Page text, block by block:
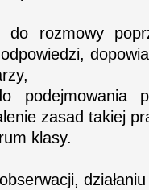
do rozmowy
podejmowania
zasad takiej
klasy.